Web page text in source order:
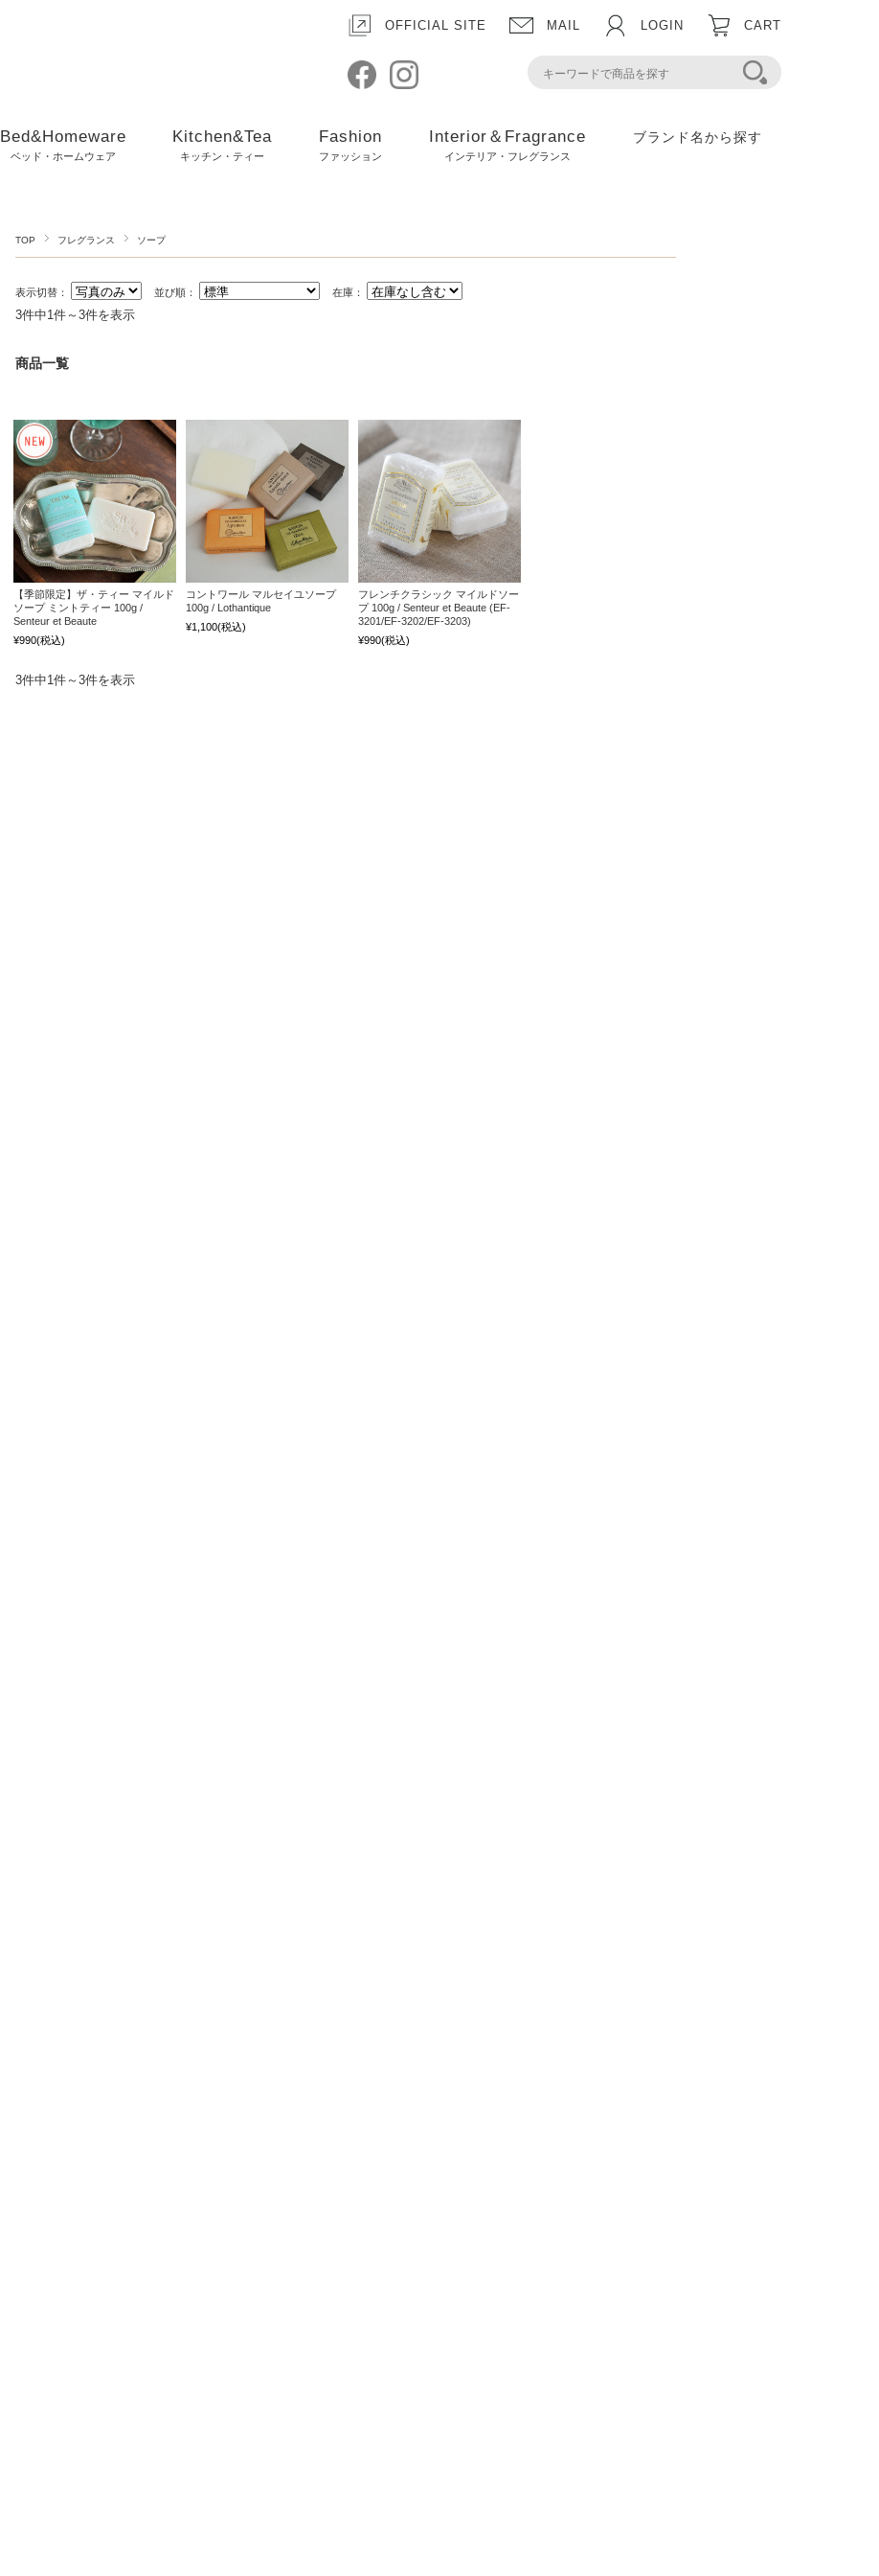
OFFICIAL SITE MAIL LOGIN CART
Bed&Homeware
ベッド・ホームウェア
Kitchen&Tea
キッチン・ティー
Fashion
ファッション
Interior＆Fragrance
インテリア・フレグランス
ブランド名から探す
TOP フレグランス ソープ
表示切替： 並び順： 在庫：
3件中1件～3件を表示
商品一覧
【季節限定】ザ・ティー マイルド
ソープ ミントティー 100g /
Senteur et Beaute
¥990(税込)
コントワール マルセイユソープ
100g / Lothantique
¥1,100(税込)
フレンチクラシック マイルドソー
プ 100g / Senteur et Beaute (EF-
3201/EF-3202/EF-3203)
¥990(税込)
3件中1件～3件を表示